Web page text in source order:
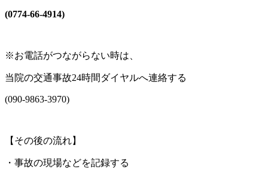
(0774-66-4914)
※お電話がつながらない時は、
当院の交通事故24時間ダイヤルへ連絡する
(090-9863-3970)
【その後の流れ】
・事故の現場などを記録する